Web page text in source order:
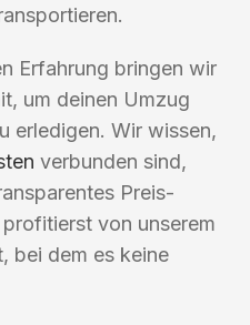
Erfahrung bringen wir
um deinen Umzug
erledigen. Wir wissen,
verbunden sind,
Preis-
von unserem
bei dem es keine